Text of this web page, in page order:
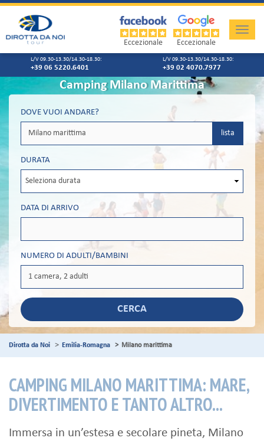
Toggle
Eccezionale Eccezionale
L/V 09.30-13.30/14.30-18.30:
+39 06 5220.6401
L/V 09.30-13.30/14.30-18.30:
+39 02 4070.7977
Camping Milano Marittima
DOVE VUOI ANDARE?
lista
DURATA
DATA DI ARRIVO
NUMERO DI ADULTI/BAMBINI
CERCA
Dirotta da Noi Emilia-Romagna Milano marittima
CAMPING MILANO MARITTIMA: MARE,
DIVERTIMENTO E TANTO ALTRO...
Immersa in un’estesa e secolare pineta, Milano